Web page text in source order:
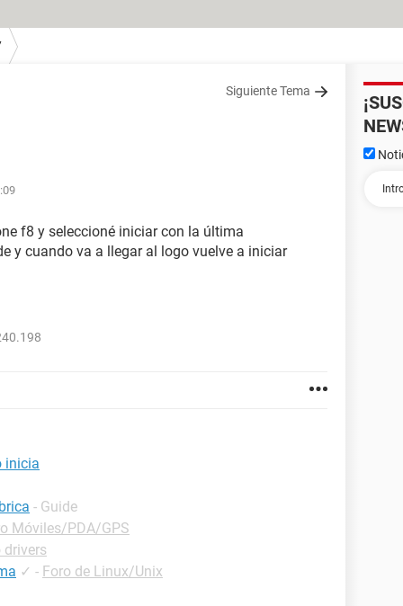
Siguiente Tema
f8 y seleccioné iniciar con la última
y cuando va a llegar al logo vuelve a iniciar
inicia
- Guide
Móviles/PDA/GPS
drivers
✓ - Foro de Linux/Unix